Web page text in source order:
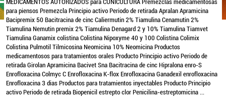
MEDICAMENTOS AUTORIZADOS para CUNICULTURA Premezclas medicamentosas
para piensos Premezcla Principio activo Periodo de retirada Apralan Apramicina
Bacipremix 50 Bacitracina de cinc Caliermutin 2% Tiamulina Cenamutin 2%
Tiamulina Nemutin premix 2% Tiamulina Denagard 2 y 10% Tiamulina Tiamvet
Tiamulina Ganamix colistina Colistina Nipoxyme 40 y 100 Colistina Colimix
Colistina Pulmotil Tilmicosina Neomicina 10% Neomicina Productos
medicamentosos para tratamientos orales Producto Principio activo Periodo de
retirada Girolan Apramicina Bacivet Sna Bacitracina de cinc Hipralona enro-S
Enrofloxacina Colmyc C Enrofloxacina K-flox Enrofloxacina Ganadexil enrofloxacina
Enrofloxacina 3 dias Productos para tratamientos inyectables Producto Principio
activo Periodo de retirada Biopenicil estrepto clor Penicilina-estreptomicina ...